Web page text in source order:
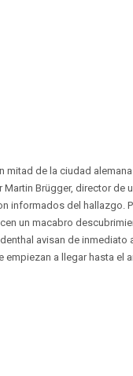
mitad de la ciudad
Brügger, director de
informados del hallazgo.
un macabro
avisan de
a llegar hasta el